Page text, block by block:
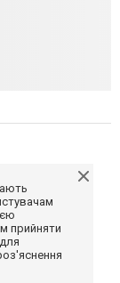
прийняти